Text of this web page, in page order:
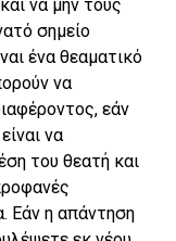
να μην τους
σημείο
ένα θεαματικό
να
εάν
να
του θεατή και
Εάν η απάντηση